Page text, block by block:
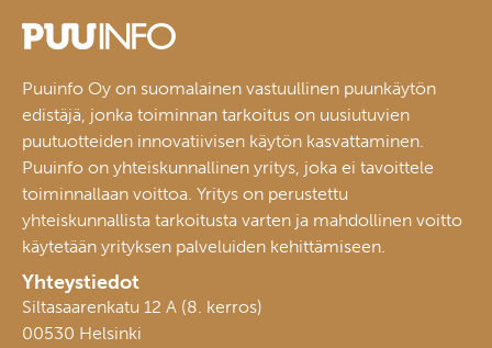
Puuinfo Oy on suomalainen vastuullinen puunkäytön
edistäjä, jonka toiminnan tarkoitus on uusiutuvien
puutuotteiden innovatiivisen käytön kasvattaminen.
Puuinfo on yhteiskunnallinen yritys, joka ei tavoittele
toiminnallaan voittoa. Yritys on perustettu
yhteiskunnallista tarkoitusta varten ja mahdollinen voitto
käytetään yrityksen palveluiden kehittämiseen.
Yhteystiedot
Siltasaarenkatu 12 A (8. kerros)
00530 Helsinki